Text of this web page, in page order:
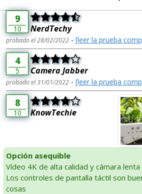
9
10 NerdTechy
probado el 28/02/2022 - [leer la prueba
4
5 Camera Jabber
probado el 31/01/2022 - [leer la prueba
8
10 KnowTechie
Opción asequible
Vídeo 4K de alta calidad y cámara lenta
Los controles de pantalla táctil son
cosas